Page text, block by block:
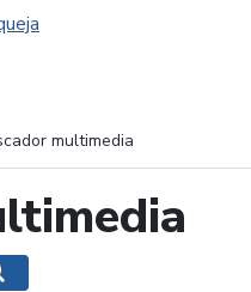
multimedia
opciones de búsqueda